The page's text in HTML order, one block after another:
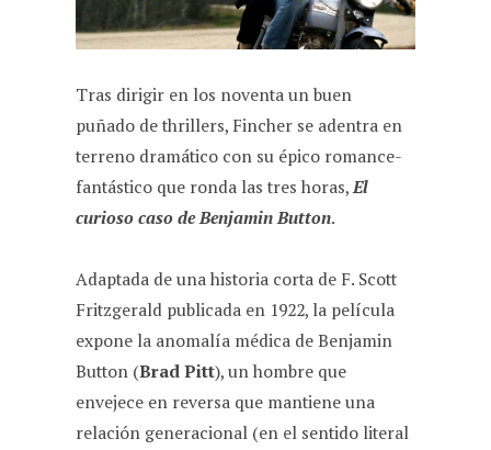
Tras dirigir en los noventa un buen
puñado de thrillers, Fincher se adentra en
terreno dramático con su épico romance-
fantástico que ronda las tres horas,El
curioso caso de Benjamin Button.
Adaptada de una historia corta de F. Scott
Fritzgerald publicada en 1922, la película
expone la anomalía médica de Benjamin
Button (Brad Pitt), un hombre que
envejece en reversa que mantiene una
relación generacional (en el sentido literal